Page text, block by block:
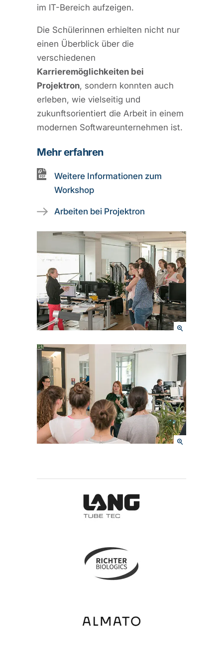
im IT-Bereich aufzeigen.
Die Schülerinnen erhielten nicht nur
einen Überblick über die
verschiedenen
Karrieremöglichkeiten bei
Projektron, sondern konnten auch
erleben, wie vielseitig und
zukunftsorientiert die Arbeit in einem
modernen Softwareunternehmen ist.
Mehr erfahren
Weitere Informationen zum
Workshop
Arbeiten bei Projektron